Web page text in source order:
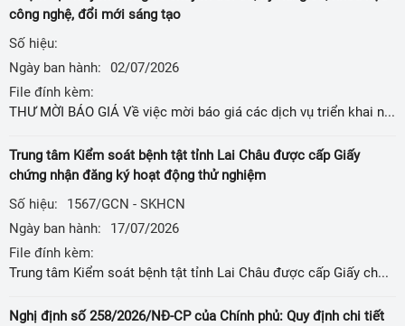
công nghệ, đổi mới sáng tạo
Số hiệu:
Ngày ban hành:
02/07/2026
File đính kèm:
THƯ MỜI BÁO GIÁ Về việc mời báo giá các dịch vụ triển khai nhiệm vụ: Truyền thông về chuyển đổi số, kỹ năng số, khoa học công nghệ, đổi mới sáng tạo
Trung tâm Kiểm soát bệnh tật tỉnh Lai Châu được cấp Giấy
chứng nhận đăng ký hoạt động thử nghiệm
Số hiệu:
1567/GCN - SKHCN
Ngày ban hành:
17/07/2026
File đính kèm:
Trung tâm Kiểm soát bệnh tật tỉnh Lai Châu được cấp Giấy chứng nhận đăng ký hoạt động thử nghiệm
Nghị định số 258/2026/NÐ-CP của Chính phủ: Quy định chi tiết